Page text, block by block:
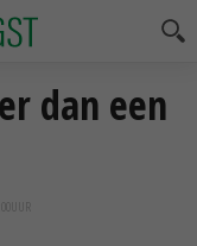
dan een